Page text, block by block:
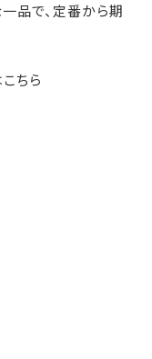
品で、定番から期
ちら